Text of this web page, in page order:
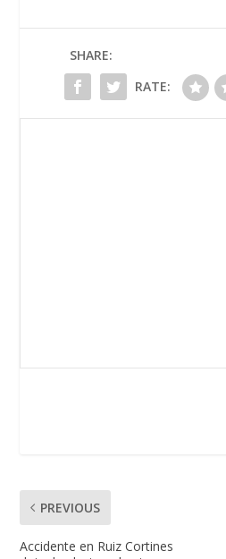
SHARE:
RATE:
PREVIOUS
Accidente en Ruiz Cortines